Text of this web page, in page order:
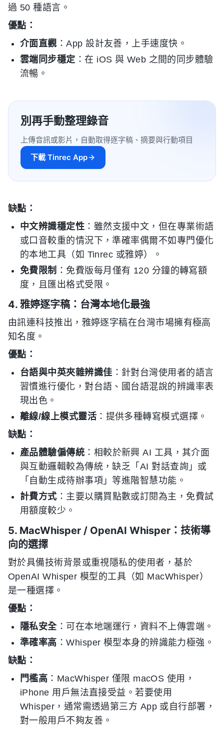
過 50 種語言。
優點：
介面直觀 ：App 設計友善，上手速度快。
雲端同步穩定：在 iOS 與 Web 之間的同步體驗
流暢。
別再手動整理錄音
上傳音訊或影片，自動取得逐字稿、摘要與行動項目
下載 Tinrec App
缺點：
中文辨識穩定性 ：雖然支援中文，但在專業術語
或口音較重的情況下，準確率偶爾不如專門優化
的本地工具（如 Tinrec 或雅婷）。
免費限制 ：免費版每月僅有 120 分鐘的轉寫額
度，且匯出格式受限。
4. 雅婷逐字稿：台灣本地化最強
由訊連科技推出，雅婷逐字稿在台灣市場擁有極高
知名度。
優點：
台語與中英夾雜辨識佳 ：針對台灣使用者的語言
習慣進行優化，對台語、國台語混說的辨識率表
現出色。
離線/線上模式靈活 ：提供多種轉寫模式選擇。
缺點：
產品體驗偏傳統 ：相較於新興 AI 工具，其介面
與互動邏輯較為傳統，缺乏「AI 對話查詢」或
「自動生成待辦事項」等進階智慧功能。
計費方式：主要以購買點數或訂閱為主，免費試
用額度較少。
5. MacWhisper / OpenAI Whisper：技術導
向的選擇
對於具備技術背景或重視隱私的使用者，基於
OpenAI Whisper 模型的工具（如 MacWhisper）
是一種選擇。
優點：
隱私安全：可在本地端運行，資料不上傳雲端。
準確率高 ：Whisper 模型本身的辨識能力極強。
缺點：
門檻高 ：MacWhisper 僅限 macOS 使用，
iPhone 用戶無法直接受益。若要使用
Whisper，通常需透過第三方 App 或自行部署，
對一般用戶不夠友善。